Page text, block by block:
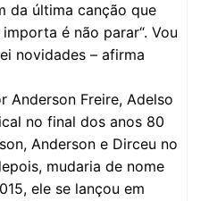
da última canção que
é não parar“. Vou
novidades – afirma
Anderson Freire, Adelso
no final dos anos 80
Anderson e Dirceu no
mudaria de nome
ele se lançou em